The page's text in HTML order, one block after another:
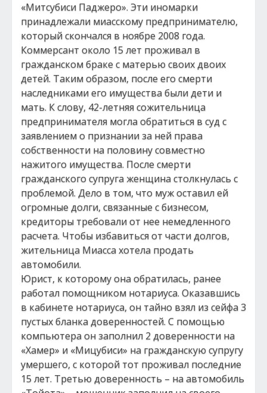
«Митсубиси Паджеро». Эти иномарки
принадлежали миасскому предпринимателю,
который скончался в ноябре 2008 года.
Коммерсант около 15 лет проживал в
гражданском браке с матерью своих двоих
детей. Таким образом, после его смерти
наследниками его имущества были дети и
мать. К слову, 42-летняя сожительница
предпринимателя могла обратиться в суд с
заявлением о признании за ней права
собственности на половину совместно
нажитого имущества. После смерти
гражданского супруга женщина столкнулась с
проблемой. Дело в том, что муж оставил ей
огромные долги, связанные с бизнесом,
кредиторы требовали от нее немедленного
расчета. Чтобы избавиться от части долгов,
жительница Миасса хотела продать
автомобили.
Юрист, к которому она обратилась, ранее
работал помощником нотариуса. Оказавшись
в кабинете нотариуса, он тайно взял из сейфа 3
пустых бланка доверенностей. С помощью
компьютера он заполнил 2 доверенности на
«Хамер» и «Мицубиси» на гражданскую супругу
умершего, с которой тот проживал последние
15 лет. Третью доверенность – на автомобиль